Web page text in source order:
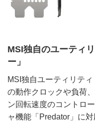
MSI独自のユーティ
ー」
MSI独自ユーティリテ
の動作クロックや負荷
ン回転速度のコントロ
ャ機能「Predator」に